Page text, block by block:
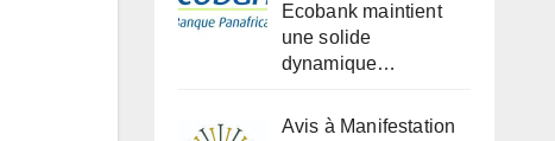
Ecobank maintient
une solide
dynamique…
Avis à Manifestation